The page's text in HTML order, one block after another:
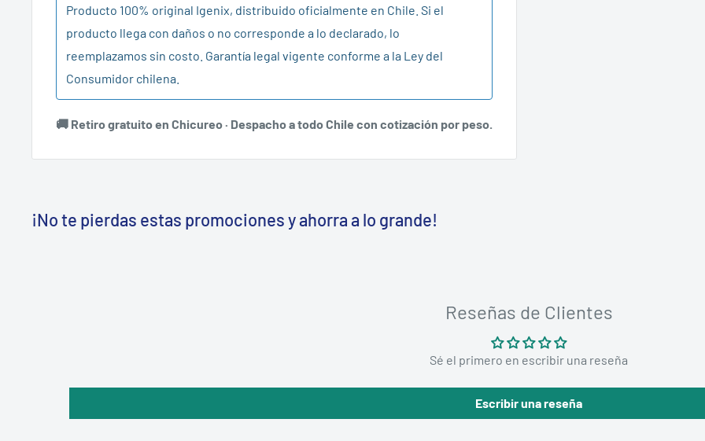
Producto 100% original Igenix, distribuido oficialmente en Chile. Si el
producto llega con daños o no corresponde a lo declarado, lo
reemplazamos sin costo. Garantía legal vigente conforme a la Ley del
Consumidor chilena.
🚚 Retiro gratuito en Chicureo · Despacho a todo Chile con cotización por peso.
¡No te pierdas estas promociones y ahorra a lo grande!
Reseñas de Clientes
Sé el primero en escribir una reseña
Escribir una reseña